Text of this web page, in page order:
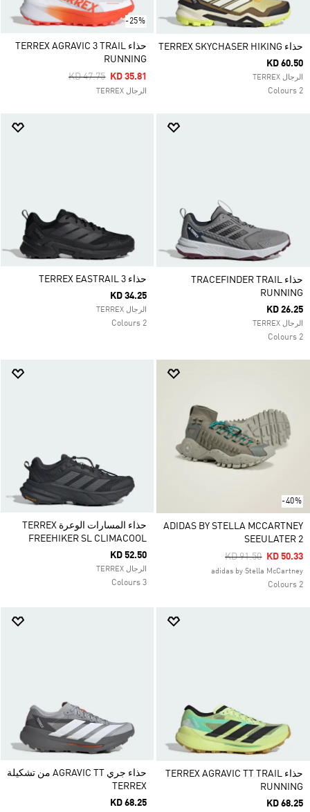
حذاء TERREX SKYCHASER HIKING
KD 60.50
الرجال TERREX
2 Colours
-25%
حذاء TERREX AGRAVIC 3 TRAIL
RUNNING
Price Reduced From
KD 47.75ToKD 35.81
الرجال TERREX
حذاء TRACEFINDER TRAIL
RUNNING
KD 26.25
الرجال TERREX
2 Colours
حذاء TERREX EASTRAIL 3
KD 34.25
الرجال TERREX
2 Colours
-40%
ADIDAS BY STELLA MCCARTNEY
SEEULATER 2
Price Reduced
KD 91.50ToKD 50.33
adidas by Stella McCartney
2 Colours
حذاء المسارات الوعرة TERREX
FREEHIKER SL CLIMACOOL
KD 52.50
الرجال TERREX
3 Colours
حذاء TERREX AGRAVIC TT TRAIL
RUNNING
KD 68.25
حذاء جري AGRAVIC TT من تشكيلة
TERREX
KD 68.25